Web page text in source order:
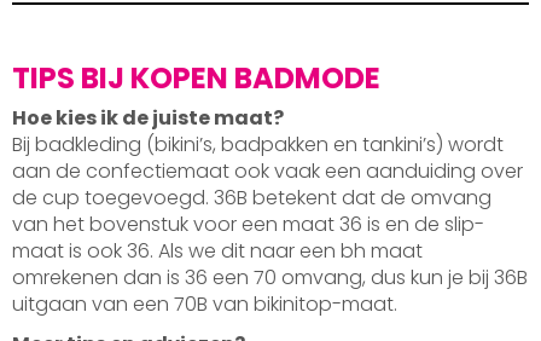
TIPS BIJ KOPEN BADMODE
Hoe kies ik de juiste maat?
Bij badkleding (bikini’s, badpakken en tankini’s) wordt
aan de confectiemaat ook vaak een aanduiding over
de cup toegevoegd. 36B betekent dat de omvang
van het bovenstuk voor een maat 36 is en de slip-
maat is ook 36. Als we dit naar een bh maat
omrekenen dan is 36 een 70 omvang, dus kun je bij 36B
uitgaan van een 70B van bikinitop-maat.